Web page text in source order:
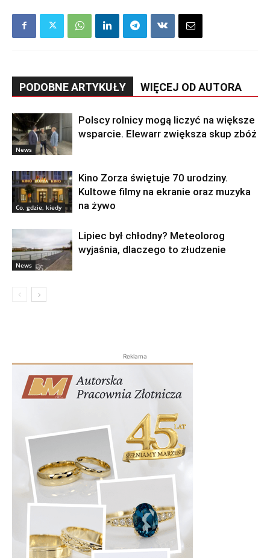
PODOBNE ARTYKUŁY WIĘCEJ OD AUTORA
News
Polscy rolnicy mogą liczyć na większe
wsparcie. Elewarr zwiększa skup zbóż
Co, gdzie, kiedy
Kino Zorza świętuje 70 urodziny.
Kultowe filmy na ekranie oraz muzyka
na żywo
News
Lipiec był chłodny? Meteolorog
wyjaśnia, dlaczego to złudzenie
Reklama